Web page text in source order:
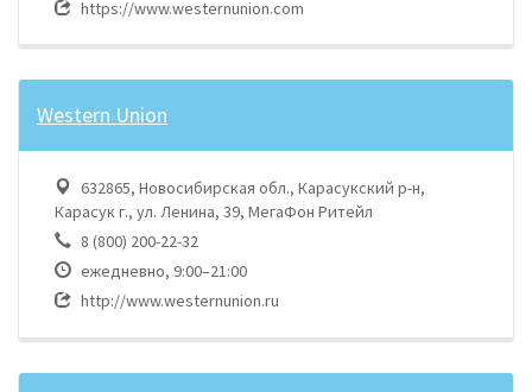
https://www.westernunion.com
Western Union
632865, Новосибирская обл., Карасукский р-н,
Карасук г., ул. Ленина, 39, МегаФон Ритейл
8 (800) 200-22-32
ежедневно, 9:00–21:00
http://www.westernunion.ru